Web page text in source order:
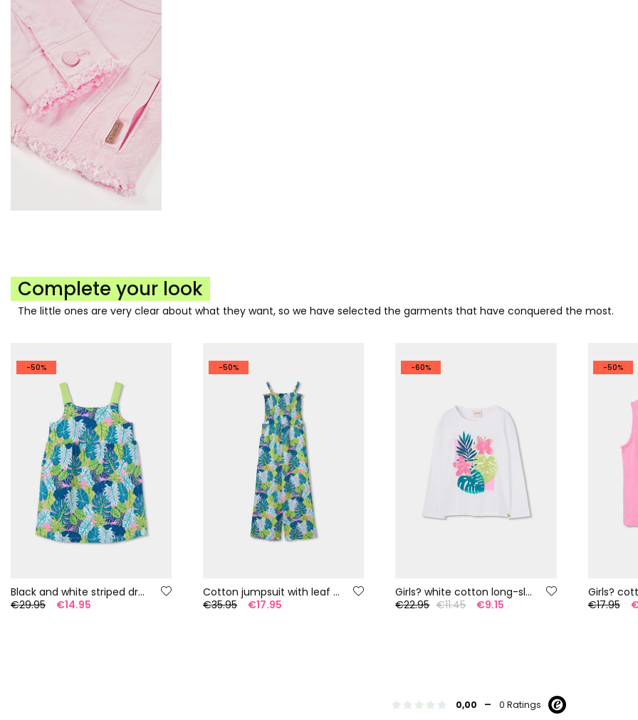
Complete your look
The little ones are very clear about what they want, so we have selected the garments that have conquered the most.
-50%
Black and white striped dress
€29.95
€14.95
-50%
Cotton jumpsuit with leaf print
€35.95
€17.95
-60%
Girls? white cotton long-sleeve knit T-shirt
€22.95 €11.45 €9.15
-50%
Girls?
€17.95
0,00 - 0 Ratings